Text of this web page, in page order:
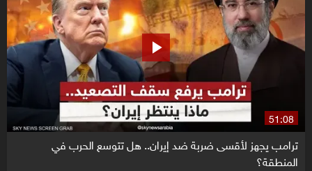
51:08
ترامب يجهز لأقسى ضربة ضد إيران.. هل تتوسع الحرب في
المنطقة؟